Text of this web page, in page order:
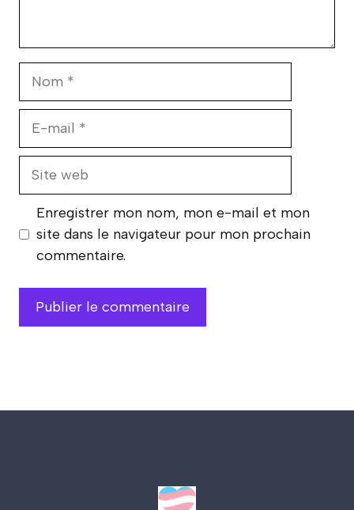
Enregistrer mon nom, mon e-mail et mon
site dans le navigateur pour mon prochain
commentaire.